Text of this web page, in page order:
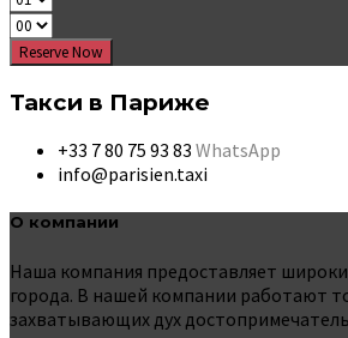
Reserve Now
Такси в Париже
+33 7 80 75 93 83 WhatsApp
info@parisien.taxi
О компании
Наша компания предоставляет
города. В нашей компании работают
захватывающих дух